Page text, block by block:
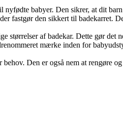
nyfødte babyer. Den sikrer, at dit
fastgør den sikkert til
størrelser af badekar. Dette gør
mærke inden for
behov. Den er også nem at rengøre